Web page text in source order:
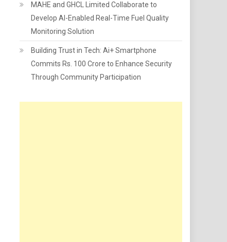
MAHE and GHCL Limited Collaborate to
Develop AI-Enabled Real-Time Fuel Quality
Monitoring Solution
Building Trust in Tech: Ai+ Smartphone
Commits Rs. 100 Crore to Enhance Security
Through Community Participation